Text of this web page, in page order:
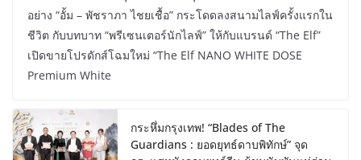
อย่าง “อั้ม – พัชราภา ไชยเชื้อ” กระโดดลงสนามไลฟ์ครั้งแรกใน
ชีวิต กับบทบาท “พรีเซนเตอร์นักไลฟ์” ให้กับแบรนด์ “The Elf”
เปิดขายโปรดักส์โฉมใหม่ “The Elf NANO WHITE DOSE
Premium White
กระหึ่มกรุงเทพ! “Blades of The
Guardians : ยอดยุทธ์ดาบพิทักษ์” จุด